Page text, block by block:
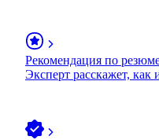
Рекомендация по
Эксперт расскажет, как